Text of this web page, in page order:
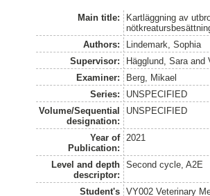
Main title:
Kartläggning av
Authors:
Lindemark, Sophia
Supervisor:
Hägglund, Sara and
Examiner:
Berg, Mikael
Series:
UNSPECIFIED
Volume/Sequential
designation:
UNSPECIFIED
Year of
Publication:
2021
Level and depth
descriptor:
Second cycle, A2E
Student's
VY002 Veterinary